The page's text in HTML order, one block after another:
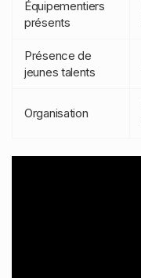
Équipementiers
présents
Présence de
jeunes talents
Organisation